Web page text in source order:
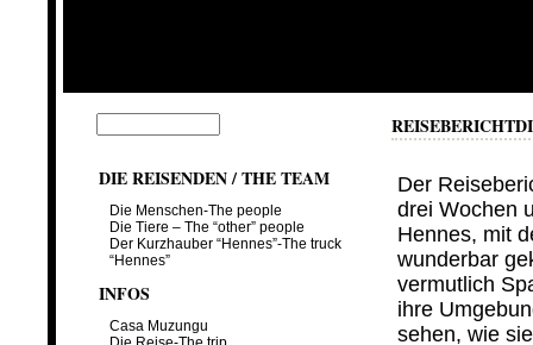
DIE REISENDEN / THE TEAM
Die Menschen-The people
Die Tiere – The “other” people
Der Kurzhauber “Hennes”-The truck
“Hennes”
INFOS
Casa Muzungu
REISEBERICHT
Der
drei Wochen
Hennes, mit
wunderbar
vermutlich
ihre
sehen, wie